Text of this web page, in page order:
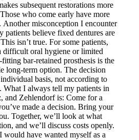
subsequent restorations more
who come early have more
Another misconception I encounter
patients believe fixed dentures are
isn’t true. For some patients,
difficult oral hygiene or limited
bar-retained prosthesis is the
long-term option. The decision
basis, not according to
What I always tell my patients in
and Zehlendorf is: Come for a
made a decision. Bring your
Together, we’ll look at what
and we’ll discuss costs openly.
would have wanted myself as a